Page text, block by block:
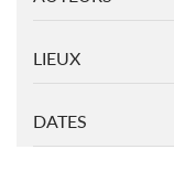
LIEUX
DATES